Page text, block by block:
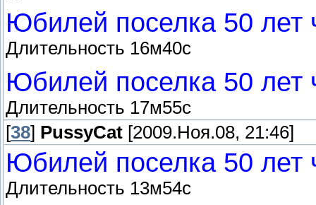
Юбилей поселка 50 лет
Длительность 16м40с
Юбилей поселка 50 лет
Длительность 17м55с
[38] PussyCat [2009.Ноя.08, 21:46]
Юбилей поселка 50 лет
Длительность 13м54с